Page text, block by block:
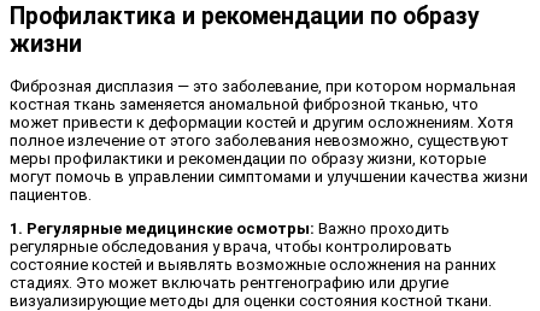
Профилактика и рекомендации по образу
жизни
Фиброзная дисплазия — это заболевание, при котором нормальная
костная ткань заменяется аномальной фиброзной тканью, что
может привести к деформации костей и другим осложнениям. Хотя
полное излечение от этого заболевания невозможно, существуют
меры профилактики и рекомендации по образу жизни, которые
могут помочь в управлении симптомами и улучшении качества жизни
пациентов.
1. Регулярные медицинские осмотры: Важно проходить
регулярные обследования у врача, чтобы контролировать
состояние костей и выявлять возможные осложнения на ранних
стадиях. Это может включать рентгенографию или другие
визуализирующие методы для оценки состояния костной ткани.